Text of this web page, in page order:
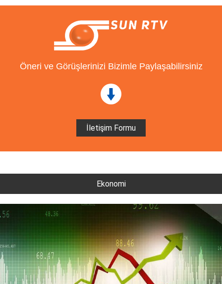
Öneri ve Görüşlerinizi Bizimle Paylaşabilirsiniz
İletişim Formu
Ekonomi